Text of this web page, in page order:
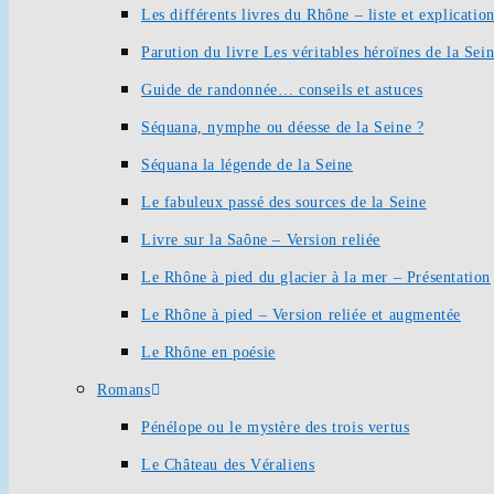
Les différents livres du Rhône – liste et
Parution du livre Les véritables héroïnes de la
Guide de randonnée… conseils et astuces
Séquana, nymphe ou déesse de la Seine ?
Séquana la légende de la Seine
Le fabuleux passé des sources de la Seine
Livre sur la Saône – Version reliée
Le Rhône à pied du glacier à la mer – Présentation
Le Rhône à pied – Version reliée et augmentée
Le Rhône en poésie
Romans
Pénélope ou le mystère des trois vertus
Le Château des Véraliens